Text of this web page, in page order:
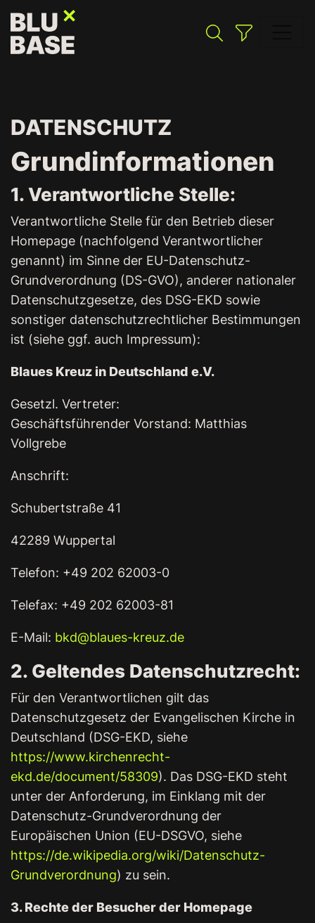
DATENSCHUTZ
Grundinformationen
1. Verantwortliche Stelle:
Verantwortliche Stelle für den Betrieb dieser
Homepage (nachfolgend Verantwortlicher
genannt) im Sinne der EU-Datenschutz-
Grundverordnung (DS-GVO), anderer nationaler
Datenschutzgesetze, des DSG-EKD sowie
sonstiger datenschutzrechtlicher Bestimmungen
ist (siehe ggf. auch Impressum):
Blaues Kreuz in Deutschland e.V.
Gesetzl. Vertreter:
Geschäftsführender Vorstand: Matthias
Vollgrebe
Anschrift:
Schubertstraße 41
42289 Wuppertal
Telefon: +49 202 62003-0
Telefax: +49 202 62003-81
E-Mail: bkd@blaues-kreuz.de
2. Geltendes Datenschutzrecht:
Für den Verantwortlichen gilt das
Datenschutzgesetz der Evangelischen Kirche in
Deutschland (DSG-EKD, siehe
https://www.kirchenrecht-
ekd.de/document/58309). Das DSG-EKD steht
unter der Anforderung, im Einklang mit der
Datenschutz-Grundverordnung der
Europäischen Union (EU-DSGVO, siehe
https://de.wikipedia.org/wiki/Datenschutz-
Grundverordnung) zu sein.
3. Rechte der Besucher der Homepage
Suchen